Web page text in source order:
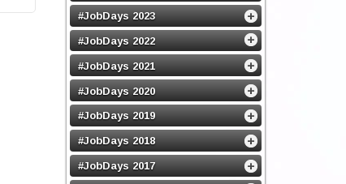
#JobDays 2023
#JobDays 2022
#JobDays 2021
#JobDays 2020
#JobDays 2019
#JobDays 2018
#JobDays 2017